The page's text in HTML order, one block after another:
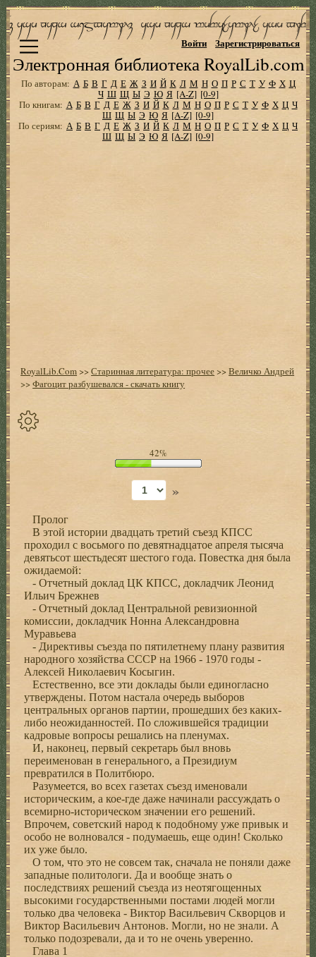
Электронная библиотека RoyalLib.com
Войти Зарегистрироваться
По авторам: А Б В Г Д Е Ж З И Й К Л М Н О П Р С Т У Ф Х Ц
Ч Ш Щ Ы Э Ю Я [A-Z] [0-9]
По книгам: А Б В Г Д Е Ж З И Й К Л М Н О П Р С Т У Ф Х Ц Ч
Ш Щ Ы Э Ю Я [A-Z] [0-9]
По сериям: А Б В Г Д Е Ж З И Й К Л М Н О П Р С Т У Ф Х Ц Ч
Ш Щ Ы Э Ю Я [A-Z] [0-9]
RoyalLib.Com>>Старинная литература: прочее>>Величко Андрей
>>Фагоцит разбушевался - скачать книгу
Установить
закладку
Настройки
42%
»
Пролог
В этой истории двадцать третий съезд КПСС
проходил с восьмого по девятнадцатое апреля тысяча
девятьсот шестьдесят шестого года. Повестка дня была
ожидаемой:
- Отчетный доклад ЦК КПСС, докладчик Леонид
Ильич Брежнев
- Отчетный доклад Центральной ревизионной
комиссии, докладчик Нонна Александровна
Муравьева
- Директивы съезда по пятилетнему плану развития
народного хозяйства СССР на 1966 - 1970 годы -
Алексей Николаевич Косыгин.
Естественно, все эти доклады были единогласно
утверждены. Потом настала очередь выборов
центральных органов партии, прошедших без каких-
либо неожиданностей. По сложившейся традиции
кадровые вопросы решались на пленумах.
И, наконец, первый секретарь был вновь
переименован в генерального, а Президиум
превратился в Политбюро.
Разумеется, во всех газетах съезд именовали
историческим, а кое-где даже начинали рассуждать о
всемирно-историческом значении его решений.
Впрочем, советский народ к подобному уже привык и
особо не волновался - подумаешь, еще один! Сколько
их уже было.
О том, что это не совсем так, сначала не поняли даже
западные политологи. Да и вообще знать о
последствиях решений съезда из неотягощенных
высокими государственными постами людей могли
только два человека - Виктор Васильевич Скворцов и
Виктор Васильевич Антонов. Могли, но не знали. А
только подозревали, да и то не очень уверенно.
Глава 1